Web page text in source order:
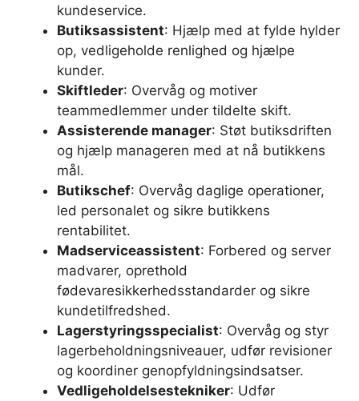
kundeservice.
Butiksassistent: Hjælp med at fylde hylder
op, vedligeholde renlighed og hjælpe
kunder.
Skiftleder: Overvåg og motiver
teammedlemmer under tildelte skift.
Assisterende manager: Støt butiksdriften
og hjælp manageren med at nå butikkens
mål.
Butikschef: Overvåg daglige operationer,
led personalet og sikre butikkens
rentabilitet.
Madserviceassistent: Forbered og server
madvarer, oprethold
fødevaresikkerhedsstandarder og sikre
kundetilfredshed.
Lagerstyringsspecialist: Overvåg og styr
lagerbeholdningsniveauer, udfør revisioner
og koordiner genopfyldningsindsatser.
Vedligeholdelsestekniker: Udfør